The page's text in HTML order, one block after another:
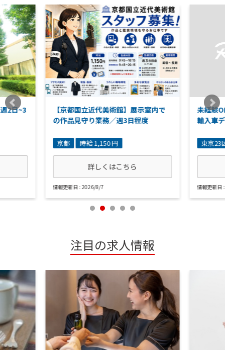
2日~3
【京都国立近代美術館】展示室内で
の作品見守り業務／週3日程度
京都 時給 1,150 円
詳しくはこちら
情報更新日 : 2026/8/7
未経験
輸入車
東京23
情報更新日
注目の求人情報